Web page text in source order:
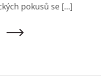
pokusů se […]